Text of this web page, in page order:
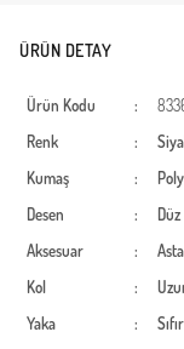
ÜRÜN DETAY
Ürün Kodu :
Renk
:
Kumaş
:
Desen
:
Düz
Aksesuar
:
Kol
:
Yaka
: